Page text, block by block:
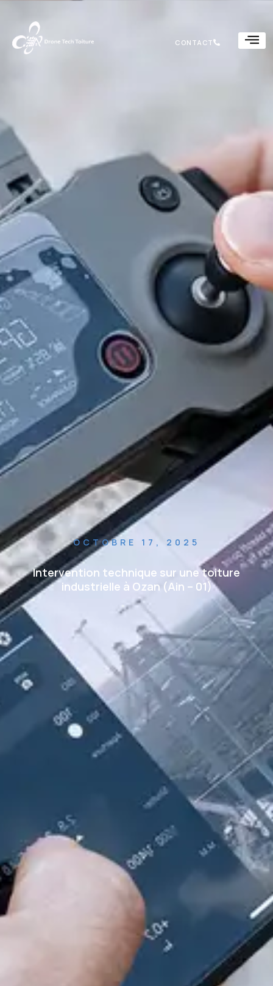
CONTACT
OCTOBRE 17, 2025
Intervention technique sur une toiture
industrielle à Ozan (Ain – 01)